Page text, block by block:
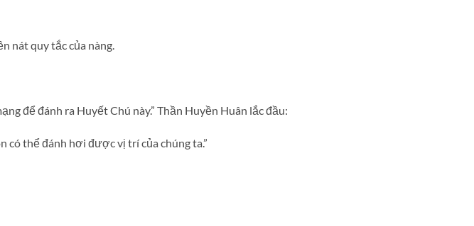
nát quy tắc của nàng.
để đánh ra Huyết Chú này.” Thần Huyền Huân lắc đầu:
có thể đánh hơi được vị trí của chúng ta.”